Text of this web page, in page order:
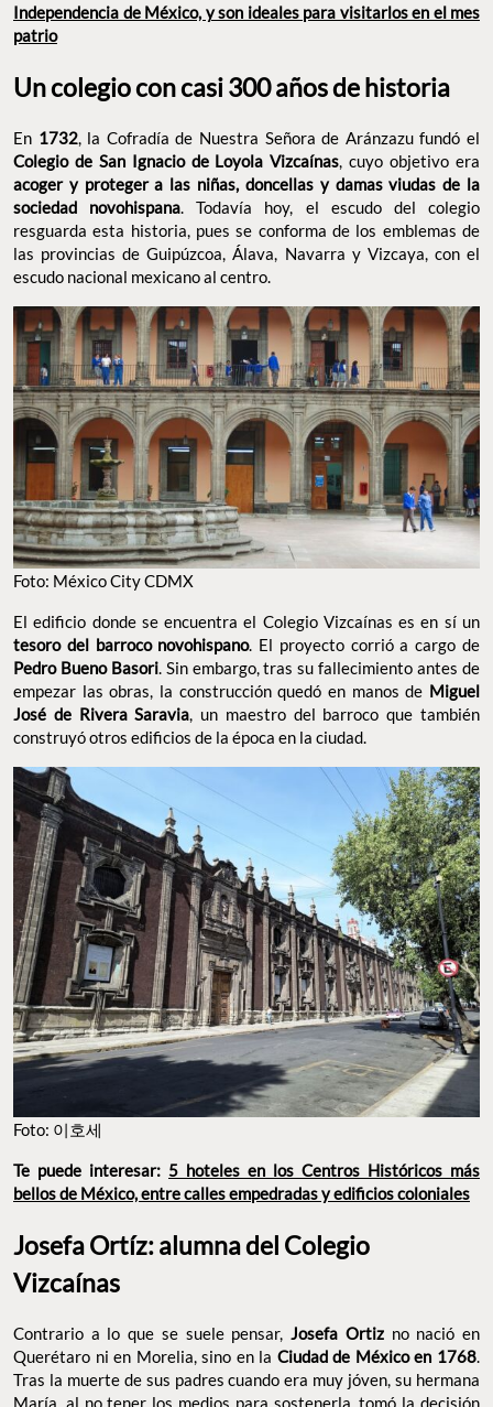
Independencia de México, y son ideales para visitarlos en el mes
patrio
Un colegio con casi 300 años de historia
En 1732, la Cofradía de Nuestra Señora de Aránzazu fundó el
Colegio de San Ignacio de Loyola Vizcaínas, cuyo objetivo era
acoger y proteger a las niñas, doncellas y damas viudas de la
sociedad novohispana. Todavía hoy, el escudo del colegio
resguarda esta historia, pues se conforma de los emblemas de
las provincias de Guipúzcoa, Álava, Navarra y Vizcaya, con el
escudo nacional mexicano al centro.
Foto: México City CDMX
El edificio donde se encuentra el Colegio Vizcaínas es en sí un
tesoro del barroco novohispano. El proyecto corrió a cargo de
Pedro Bueno Basori. Sin embargo, tras su fallecimiento antes de
empezar las obras, la construcción quedó en manos de Miguel
José de Rivera Saravia, un maestro del barroco que también
construyó otros edificios de la época en la ciudad.
Foto: 이호세
Te puede interesar: 5 hoteles en los Centros Históricos más
bellos de México, entre calles empedradas y edificios coloniales
Josefa Ortíz: alumna del Colegio
Vizcaínas
Contrario a lo que se suele pensar,Josefa Ortizno nació en
Querétaro ni en Morelia, sino en la Ciudad de México en 1768.
Tras la muerte de sus padres cuando era muy jóven, su hermana
María, al no tener los medios para sostenerla, tomó la decisión